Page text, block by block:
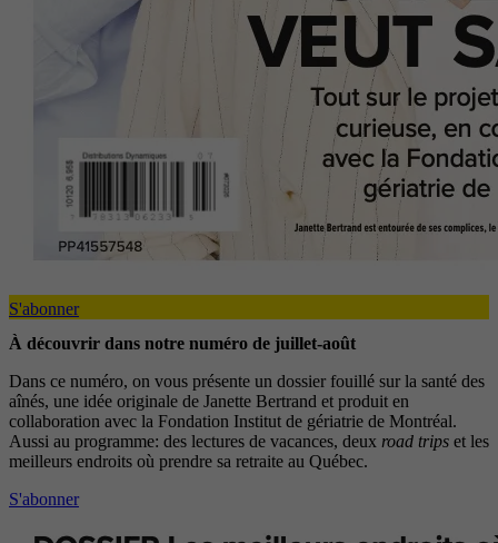
S'abonner
À découvrir dans notre numéro de juillet-août
Dans ce numéro, on vous présente un dossier fouillé sur la santé des
aînés, une idée originale de Janette Bertrand et produit en
collaboration avec la Fondation Institut de gériatrie de Montréal.
Aussi au programme: des lectures de vacances, deux road trips et les
meilleurs endroits où prendre sa retraite au Québec.
S'abonner